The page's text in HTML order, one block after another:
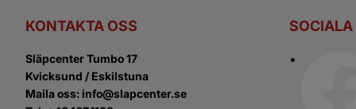
KONTAKTA OSS
Släpcenter Tumbo 17
Kvicksund / Eskilstuna
Maila oss: info@slapcenter.se
SOCIALA